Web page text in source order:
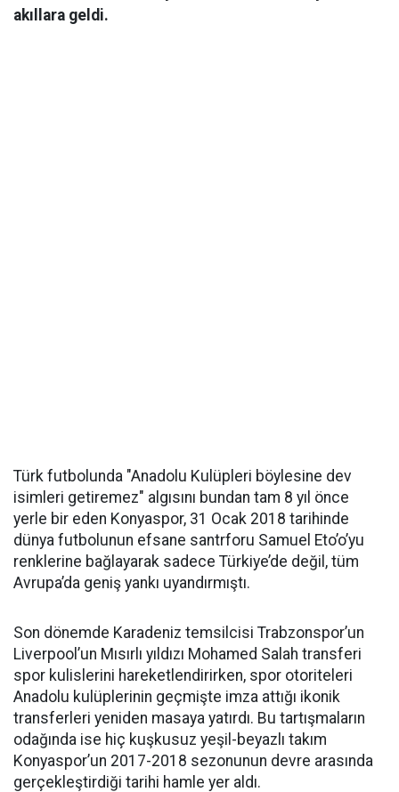
akıllara geldi.
Türk futbolunda "Anadolu Kulüpleri böylesine dev
isimleri getiremez" algısını bundan tam 8 yıl önce
yerle bir eden Konyaspor, 31 Ocak 2018 tarihinde
dünya futbolunun efsane santrforu Samuel Eto’o’yu
renklerine bağlayarak sadece Türkiye’de değil, tüm
Avrupa’da geniş yankı uyandırmıştı.
Son dönemde Karadeniz temsilcisi Trabzonspor’un
Liverpool’un Mısırlı yıldızı Mohamed Salah transferi
spor kulislerini hareketlendirirken, spor otoriteleri
Anadolu kulüplerinin geçmişte imza attığı ikonik
transferleri yeniden masaya yatırdı. Bu tartışmaların
odağında ise hiç kuşkusuz yeşil-beyazlı takım
Konyaspor’un 2017-2018 sezonunun devre arasında
gerçekleştirdiği tarihi hamle yer aldı.